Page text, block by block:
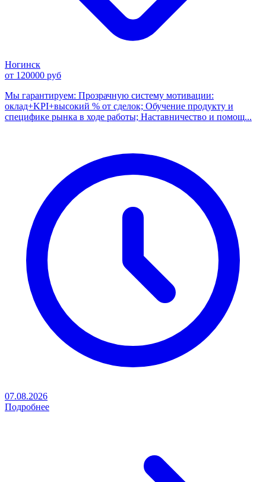
Ногинск
от 120000 руб
Мы гарантируем: Прозрачную систему мотивации:
оклад+KPI+высокий % от сделок; Обучение продукту и
специфике рынка в ходе работы; Наставничество и помощ...
07.08.2026
Подробнее